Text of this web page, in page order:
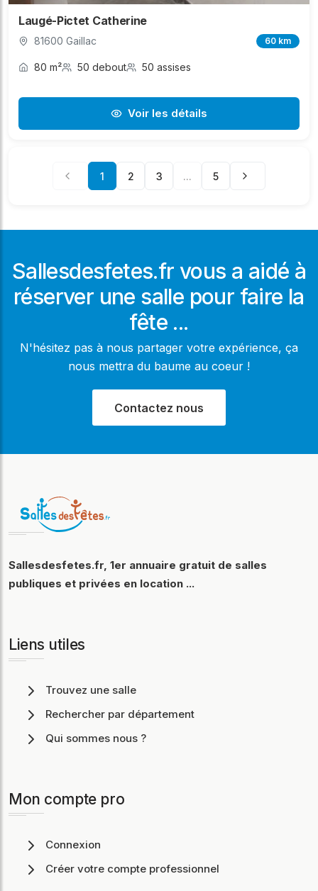
Laugé-Pictet Catherine
81600 Gaillac 60 km
80 m² 50 debout 50 assises
Voir les détails
1 2 3 ... 5
Sallesdesfetes.fr vous a aidé à
réserver une salle pour faire la
fête ...
N'hésitez pas à nous partager votre expérience, ça
nous mettra du baume au coeur !
Contactez nous
Sallesdesfetes.fr, 1er annuaire gratuit de salles
publiques et privées en location ...
Liens utiles
Trouvez une salle
Rechercher par département
Qui sommes nous ?
Mon compte pro
Connexion
Créer votre compte professionnel